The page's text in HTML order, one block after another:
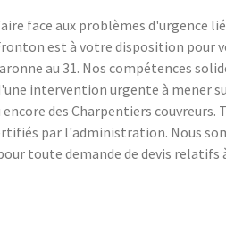
face aux problèmes d'urgence
est à votre disposition pour
au 31. Nos compétences
intervention urgente à mener
des Charpentiers couvreurs.
par l'administration. Nous
toute demande de devis